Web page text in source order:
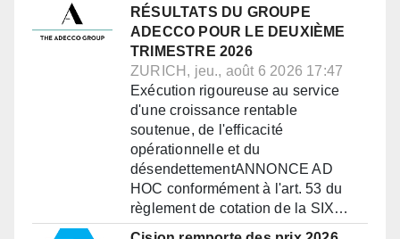
RÉSULTATS DU GROUPE
ADECCO POUR LE DEUXIÈME
TRIMESTRE 2026
ZURICH, jeu., août 6 2026 17:47
Exécution rigoureuse au service
d'une croissance rentable
soutenue, de l'efficacité
opérationnelle et du
désendettementANNONCE AD
HOC conformément à l'art. 53 du
règlement de cotation de la SIX…